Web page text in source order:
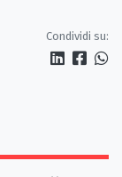
Condividi su: